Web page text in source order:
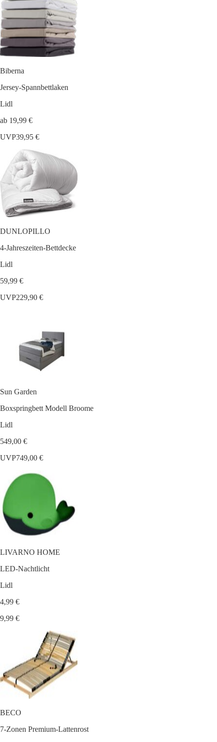
Biberna
Jersey-Spannbettlaken
Lidl
ab 19,99 €
UVP39,95 €
DUNLOPILLO
4-Jahreszeiten-Bettdecke
Lidl
59,99 €
UVP229,90 €
Sun Garden
Boxspringbett Modell Broome
Lidl
549,00 €
UVP749,00 €
LIVARNO HOME
LED-Nachtlicht
Lidl
4,99 €
9,99 €
BECO
7-Zonen Premium-Lattenrost